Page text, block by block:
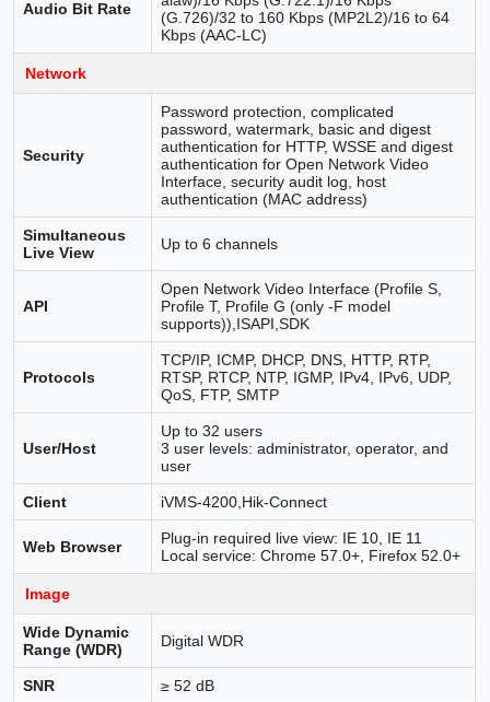
Audio Bit Rate
(G.726)/32 to 160 Kbps (MP2L2)/16 to 64
Kbps (AAC-LC)
Network
Security
Password protection, complicated
password, watermark, basic and digest
authentication for HTTP, WSSE and digest
authentication for Open Network Video
Interface, security audit log, host
authentication (MAC address)
Simultaneous
Live View
Up to 6 channels
API
Open Network Video Interface (Profile S,
Profile T, Profile G (only -F model
supports)),ISAPI,SDK
Protocols
TCP/IP, ICMP, DHCP, DNS, HTTP, RTP,
RTSP, RTCP, NTP, IGMP, IPv4, IPv6, UDP,
QoS, FTP, SMTP
User/Host
Up to 32 users
3 user levels: administrator, operator, and
user
Client iVMS-4200,Hik-Connect
Web Browser
Plug-in required live view: IE 10, IE 11
Local service: Chrome 57.0+, Firefox 52.0+
Image
Wide Dynamic
Range (WDR)
Digital WDR
SNR ≥ 52 dB